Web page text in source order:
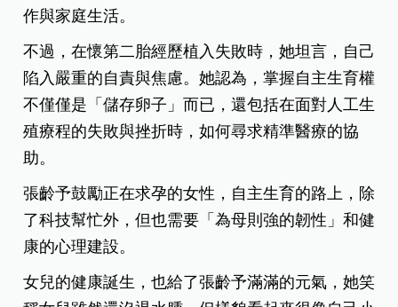
作與家庭生活。
不過，在懷第二胎經歷植入失敗時，她坦言，自己
陷入嚴重的自責與焦慮。她認為，掌握自主生育權
不僅僅是「儲存卵子」而已，還包括在面對人工生
殖療程的失敗與挫折時，如何尋求精準醫療的協
助。
張齡予鼓勵正在求孕的女性，自主生育的路上，除
了科技幫忙外，但也需要「為母則強的韌性」和健
康的心理建設。
女兒的健康誕生，也給了張齡予滿滿的元氣，她笑